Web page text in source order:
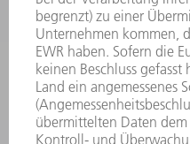
ELEKTROWERKZEUGE
SMART FACTORY
SOFTWARE
SERVICES
ANWENDUNGEN
BRANCHEN
UNTERNEHMEN
KARRIERE